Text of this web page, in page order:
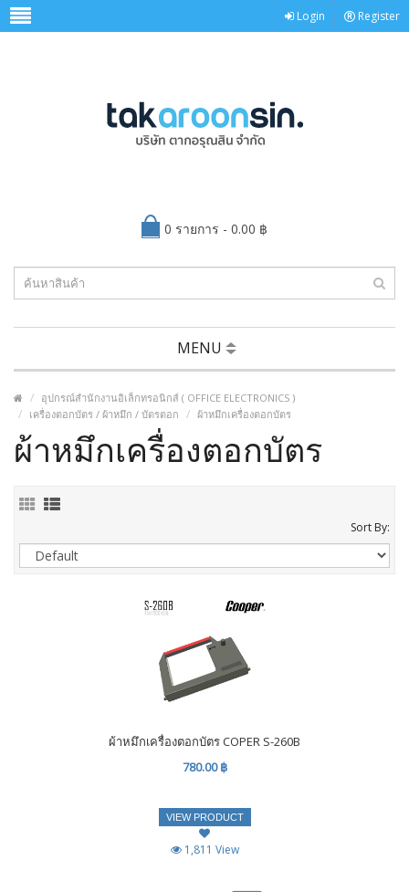
Login Register
0 รายการ - 0.00 ฿
MENU
อุปกรณ์สำนักงานอิเล็กทรอนิกส์ ( OFFICE ELECTRONICS )
เครื่องตอกบัตร / ผ้าหมึก / บัตรตอก
ผ้าหมึกเครื่องตอกบัตร
ผ้าหมึกเครื่องตอกบัตร
Sort By:
ผ้าหมึกเครื่องตอกบัตร COPER S-260B
780.00 ฿
VIEW PRODUCT
1,811 View